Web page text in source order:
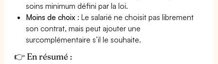
soins minimum défini par la loi.
Moins de choix : Le salarié ne choisit pas librement
son contrat, mais peut ajouter une
surcomplémentaire s’il le souhaite.
👉 En résumé :